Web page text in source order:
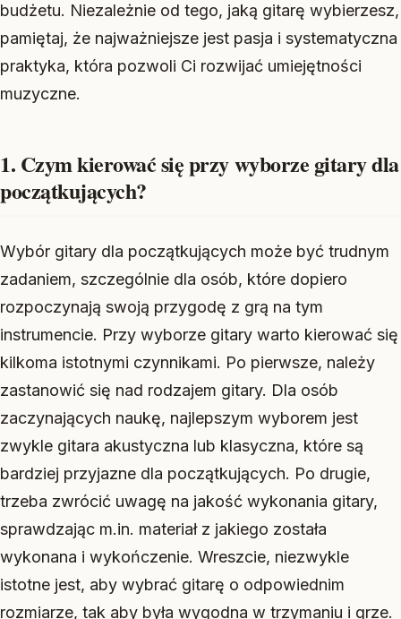
budżetu. Niezależnie od tego, jaką gitarę wybierzesz,
pamiętaj, że najważniejsze jest pasja i systematyczna
praktyka, która pozwoli Ci rozwijać umiejętności
muzyczne.
1. Czym kierować się przy wyborze gitary dla
początkujących?
Wybór gitary dla początkujących może być trudnym
zadaniem, szczególnie dla osób, które dopiero
rozpoczynają swoją przygodę z grą na tym
instrumencie. Przy wyborze gitary warto kierować się
kilkoma istotnymi czynnikami. Po pierwsze, należy
zastanowić się nad rodzajem gitary. Dla osób
zaczynających naukę, najlepszym wyborem jest
zwykle gitara akustyczna lub klasyczna, które są
bardziej przyjazne dla początkujących. Po drugie,
trzeba zwrócić uwagę na jakość wykonania gitary,
sprawdzając m.in. materiał z jakiego została
wykonana i wykończenie. Wreszcie, niezwykle
istotne jest, aby wybrać gitarę o odpowiednim
rozmiarze, tak aby była wygodna w trzymaniu i grze.